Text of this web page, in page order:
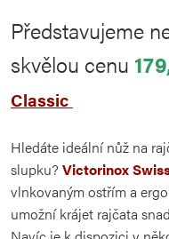
Představujeme
skvělou cenu
Classic
Hledáte ideální nůž na
slupku? Victorinox
vlnkovaným ostřím a
umožní krájet rajčata